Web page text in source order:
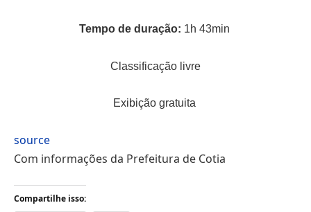
Tempo de duração: 1h 43min
Classificação livre
Exibição gratuita
source
Com informações da Prefeitura de Cotia
Compartilhe isso: